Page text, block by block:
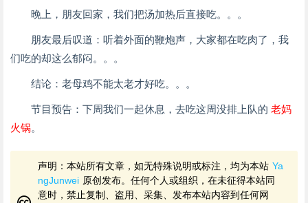
晚上，朋友回家，我们把汤加热后直接吃。。。
朋友最后叹道：听着外面的鞭炮声，大家都在吃肉了，我
们吃的却这么郁闷。。。
结论：老母鸡不能太老才好吃。。。
节目预告：下周我们一起休息，去吃这周没排上队的 老妈
火锅。
声明：本站所有文章，如无特殊说明或标注，均为本站 Ya
ngJunwei 原创发布。任何个人或组织，在未征得本站同
意时，禁止复制、盗用、采集、发布本站内容到任何网